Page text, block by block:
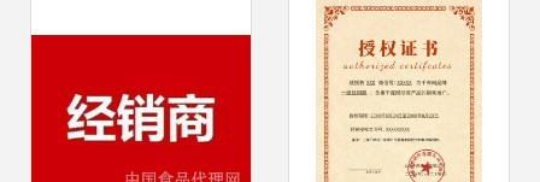
与软件开发启示